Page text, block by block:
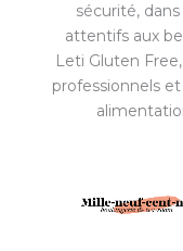
sécurité,
attentifs aux
Leti Gluten
professionnels